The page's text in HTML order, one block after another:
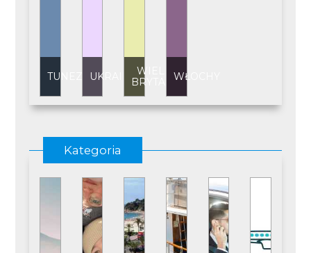
TUNEZJAUKRAINAWIELKA
BRYTANIAWŁOCHY
Kategoria